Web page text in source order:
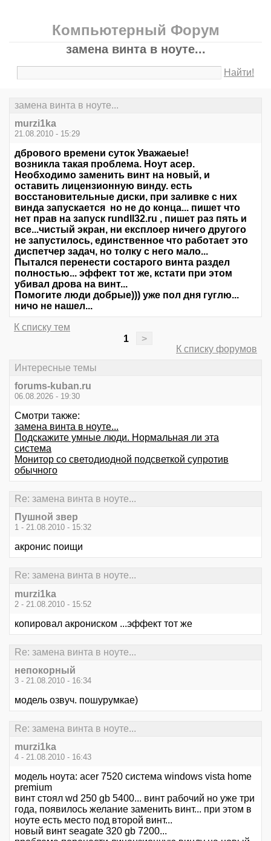
Компьютерный Форум
замена винта в ноуте...
Найти!
замена винта в ноуте...
murzi1ka
21.08.2010 - 15:29
дбрового времени суток Уважаеые!
возникла такая проблема. Ноут асер.
Необходимо заменить винт на новый, и
оставить лицензионную винду. есть
восстановительные диски, при заливке с них
винда запускается но не до конца... пишет что
нет прав на запуск rundll32.ru , пишет раз пять и
все...чистый экран, ни експлоер ничего другого
не запустилось, единственное что работает это
диспетчер задач, но толку с него мало...
Пытался перенести состарого винта раздел
полностью... эффект тот же, кстати при этом
убивал дрова на винт...
Помогите люди добрые))) уже пол дня гуглю...
ничо не нашел...
К списку тем
1
>
К списку форумов
Интересные темы
forums-kuban.ru
06.08.2026 - 19:30
Смотри также:
замена винта в ноуте...
Подскажите умные люди. Нормальная ли эта
система
Монитор со светодиодной подсветкой супротив
обычного
Re: замена винта в ноуте...
Пушной звер
1 - 21.08.2010 - 15:32
акронис поищи
Re: замена винта в ноуте...
murzi1ka
2 - 21.08.2010 - 15:52
копировал акрониском ...эффект тот же
Re: замена винта в ноуте...
непокорный
3 - 21.08.2010 - 16:34
модель озвуч. пошурумкае)
Re: замена винта в ноуте...
murzi1ka
4 - 21.08.2010 - 16:43
модель ноута: acer 7520 система windows vista home
premium
винт стоял wd 250 gb 5400... винт рабочий но уже три
года, появилось желание заменить винт... при этом в
ноуте есть место под второй винт...
новый винт seagate 320 gb 7200...